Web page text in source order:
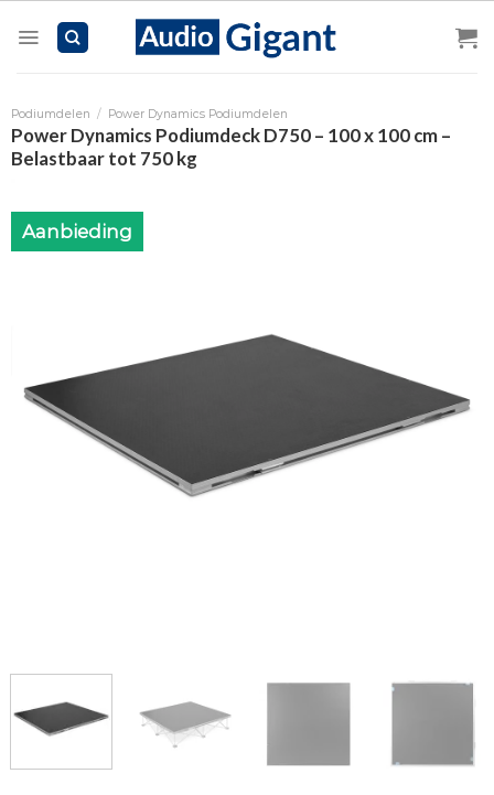
Podiumdelen / Power Dynamics Podiumdelen
Power Dynamics Podiumdeck D750 – 100 x 100 cm –
Belastbaar tot 750 kg
Aanbieding